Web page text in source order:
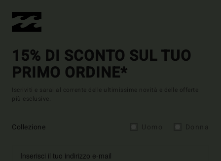
15% DI SCONTO SUL TUO
PRIMO ORDINE*
Iscriviti e sarai al corrente delle ultimissime novità e delle offerte
più esclusive.
Collezione